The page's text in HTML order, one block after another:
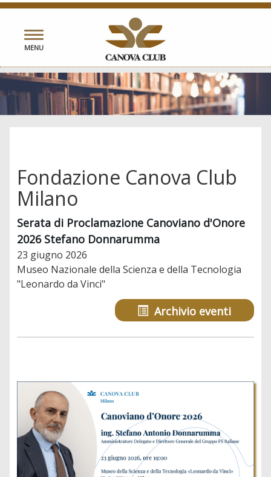
Toggle
navigation
MENU
Fondazione Canova Club
Milano
Serata di Proclamazione Canoviano d'Onore
2026 Stefano Donnarumma
23 giugno 2026
Museo Nazionale della Scienza e della Tecnologia
"Leonardo da Vinci"
Archivio eventi